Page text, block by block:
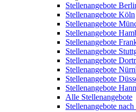
Stellenangebote
Stellenangebote Köln
Stellenangebote
Stellenangebote
Stellenangebote
Stellenangebote
Stellenangebote
Stellenangebote
Stellenangebote
Stellenangebote
Alle Stellenangebote
Stellenangebote